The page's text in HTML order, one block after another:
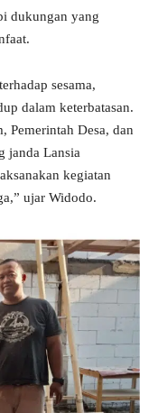
dukungan yang
sesama,
dalam keterbatasan.
Pemerintah Desa, dan
janda Lansia
kegiatan
ujar Widodo.